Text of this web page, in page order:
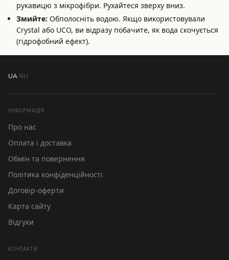
рукавицю з мікрофібри. Рухайтеся зверху вниз.
Змийте: Обполосніть водою. Якщо використовували
Crystal або UCO, ви відразу побачите, як вода скочується
(гідрофобний ефект).
UA RU
ІНФОРМАЦІЯ
Про нас
Оплата і доставка
Обмін та повернення
Політика конфіденційності
Договір-оферти
Карта сайту
Відгуки
КОНТАКТИ